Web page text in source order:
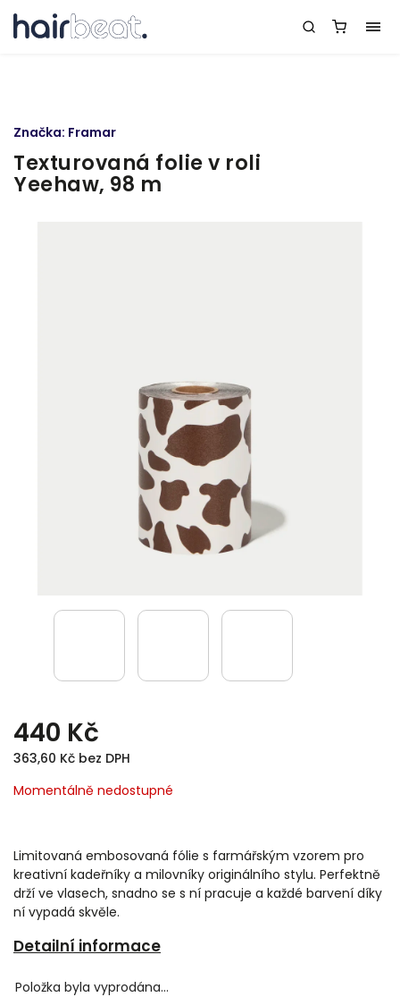
Texturovaná folie v roli
Yeehaw, 98 m
440 Kč
363,60 Kč bez DPH
Momentálně nedostupné
Limitovaná embosovaná fólie s farmářským vzorem pro
kreativní kadeřníky a milovníky originálního stylu. Perfektně
drží ve vlasech, snadno se s ní pracuje a každé barvení díky
ní vypadá skvěle.
Detailní informace
Značka: Framar
Položka byla vyprodána…